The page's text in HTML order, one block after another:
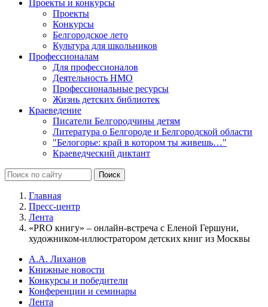
Проекты и конкурсы
Проекты
Конкурсы
Белгородское лето
Культура для школьников
Профессионалам
Для профессионалов
Деятельность НМО
Профессиональные ресурсы
Жизнь детских библиотек
Краеведение
Писатели Белгородчины детям
Литература о Белгороде и Белгородской области
"Белогорье: край в котором ты живешь…"
Краеведческий диктант
Главная
Пресс-центр
Лента
«PRO книгу» – онлайн-встреча с Еленой Гершуни,
художником-иллюстратором детских книг из Москвы
А.А. Лиханов
Книжные новости
Конкурсы и победители
Конференции и семинары
Лента